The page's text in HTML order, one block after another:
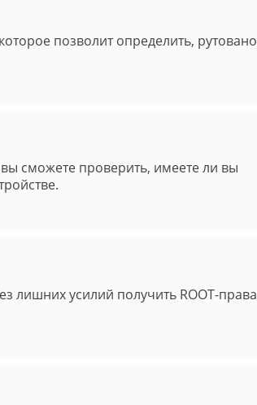
позволит определить, рутовано
сможете проверить, имеете ли вы
лишних усилий получить ROOT-права